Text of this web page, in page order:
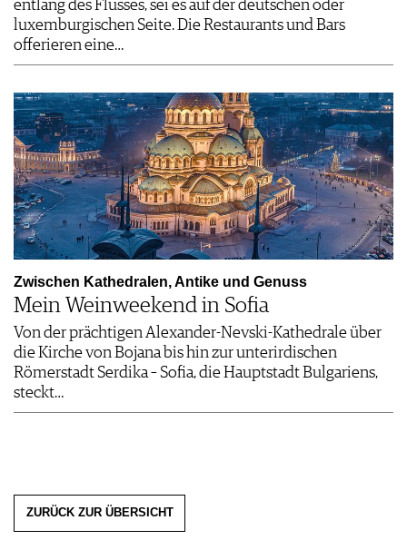
entlang des Flusses, sei es auf der deutschen oder
luxemburgischen Seite. Die Restaurants und Bars
offerieren eine…
Zwischen Kathedralen, Antike und Genuss
Mein Weinweekend in Sofia
Von der prächtigen Alexander-Nevski-Kathedrale über
die Kirche von Bojana bis hin zur unterirdischen
Römerstadt Serdika – Sofia, die Hauptstadt Bulgariens,
steckt…
ZURÜCK ZUR ÜBERSICHT